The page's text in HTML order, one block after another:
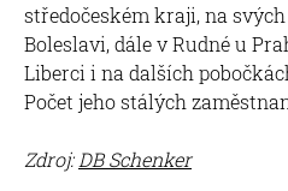
středočeském kraji, na
Boleslavi, dále v Rudné u
Liberci i na dalších
Počet jeho stálých
Zdroj: DB Schenker